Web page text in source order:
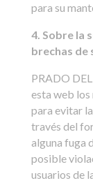
para su
4. Sobre la
brechas de
PRADO
esta web los
para evitar
través del
alguna fuga
posible
usuarios de